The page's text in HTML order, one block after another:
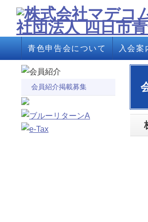
青色申告会について 入会案
会員紹介掲載募集